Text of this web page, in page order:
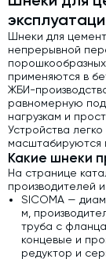
Шнеки для
непрерывной
применяются в
ЖБИ-
равномерную
нагрузкам и
Устройства
масштабируются
Какие шнеки
На странице
производителей
SICOMA —
м,
труба с
концевые и
редуктор и